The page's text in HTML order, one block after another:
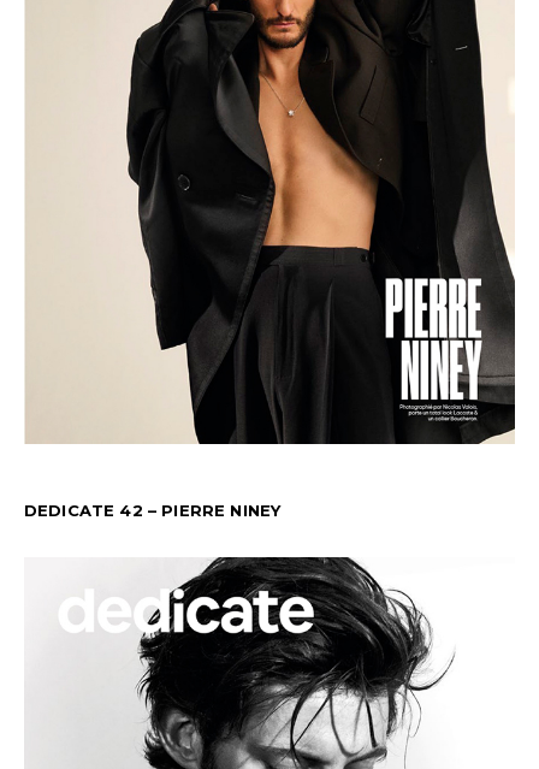
DEDICATE 42 – PIERRE NINEY